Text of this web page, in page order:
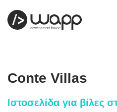
Conte Villas
Ιστοσελίδα για βίλες